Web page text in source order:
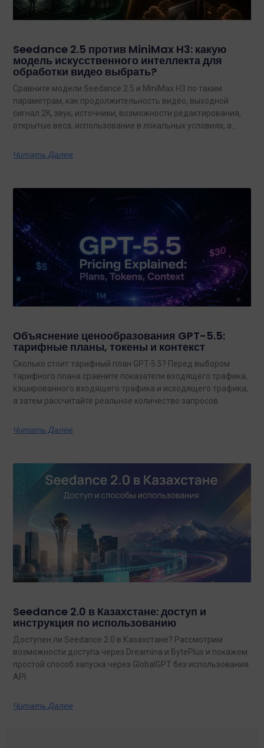
Seedance 2.5 против MiniMax H3: какую
модель искусственного интеллекта для
обработки видео выбрать?
Сравните модели Seedance 2.5 и MiniMax H3 по таким
параметрам, как продолжительность видео, выходной
сигнал 2K, звук, источники, возможности редактирования,
открытые веса, использование в локальных условиях, а
конкретных задач на сегодняшний день.
Читать Далее
Объяснение ценообразования GPT-5.5:
тарифные планы, токены и контекст
Сколько стоит тарифный план GPT-5.5? Перед выбором
тарифного плана сравните показатели входящего трафика,
кэшированного входящего трафика и исходящего трафика,
а затем рассчитайте реальное количество запросов.
Читать Далее
Seedance 2.0 в Казахстане: доступ и
инструкция по использованию
Доступен ли Seedance 2.0 в Казахстане? Рассмотрим
возможности доступа через Dreamina и BytePlus и покажем
простой способ запуска через GlobalGPT без использования
API.
Читать Далее